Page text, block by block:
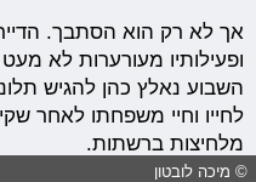
אך לא רק הוא הסתבך. הדייר
ופעילותיו מעורערות לא
השבוע נאלץ כהן להגיש
לחייו וחיי משפחתו לאחר
מלחיצות ברשתות.
© מיכה לובטון